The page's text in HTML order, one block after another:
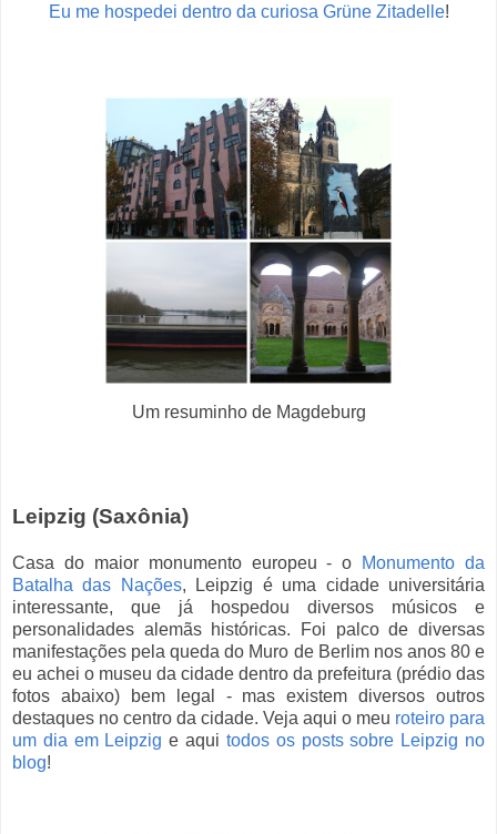
Eu me hospedei dentro da curiosa Grüne Zitadelle!
Um resuminho de Magdeburg
Leipzig (Saxônia)
Casa do maior monumento europeu - o
Monumento da
Batalha das Nações, Leipzig é uma cidade universitária
interessante, que já hospedou diversos músicos e
personalidades alemãs históricas. Foi palco de diversas
manifestações pela queda do Muro de Berlim nos anos 80 e
eu achei o museu da cidade dentro da prefeitura (prédio das
fotos abaixo) bem legal - mas existem diversos outros
destaques no centro da cidade. Veja aqui o meu roteiro para
um dia em Leipzig e aqui todos os posts sobre Leipzig no
blog!